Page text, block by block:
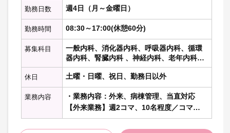
勤務日数 週4日（月～金曜日）
勤務時間 08:30～17:00(休憩60分)
募集科目
一般内科、消化器内科、呼吸器内科、循環
器内科、腎臓内科 、神経内科、老年内科、
内分泌代謝科、糖尿病科 、血液内科 、リウ
マチ膠原病内科、総合内科、その他の内科
科目
休日 土曜・日曜、祝日、勤務日以外
業務内容
・業務内容：外来、病棟管理、当直対応
【外来業務】週2コマ、10名程度／コマ
・主な疾患：高齢者が主で、高血圧・糖尿
病・発熱など